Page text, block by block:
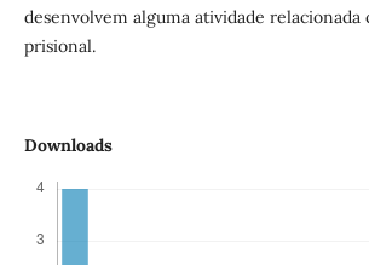
desenvolvem alguma atividade relacionada
prisional.
Downloads